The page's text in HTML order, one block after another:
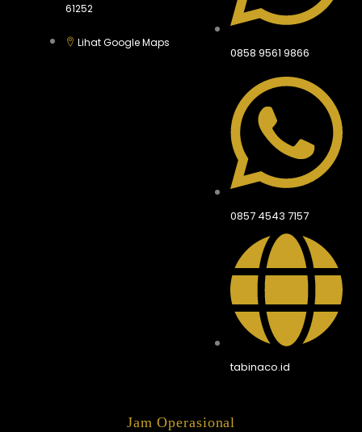
61252
Lihat Google Maps
0858 9561 9866
0857 4543 7157
tabinaco.id
Jam Operasional